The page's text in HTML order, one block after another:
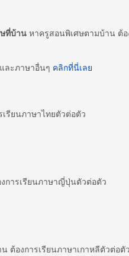
ษที่บ้าน หาครูสอนพิเศษตามบ้าน ต้อ
ละภาษาอื่นๆ คลิกที่นี่เลย
รียนภาษาไทยตัวต่อตัว
ารเรียนภาษาญี่ปุ่นตัวต่อตัว
ต้องการเรียนภาษาเกาหลีตัวต่อตัว